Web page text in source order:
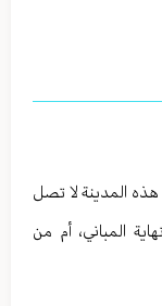
هذه المدينة لا تصل
المباني، أم من